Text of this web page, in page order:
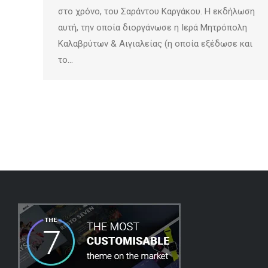
στο χρόνο, του Σαράντου Καργάκου. Η εκδήλωση
αυτή, την οποία διοργάνωσε η Ιερά Μητρόπολη
Καλαβρύτων & Αιγιαλείας (η οποία εξέδωσε και
το…